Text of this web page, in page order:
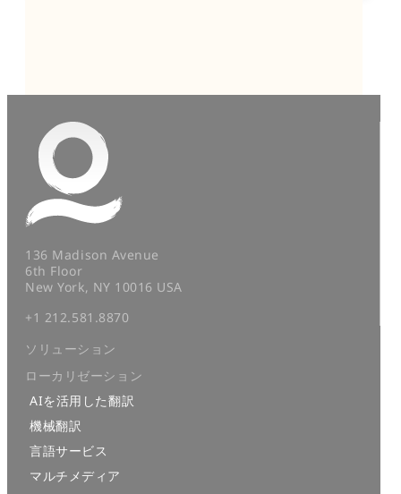
136 Madison Avenue
6th Floor
New York, NY 10016 USA
+1 212.581.8870
ソリューション
ローカリゼーション
AIを活用した翻訳
機械翻訳
言語サービス
マルチメディア